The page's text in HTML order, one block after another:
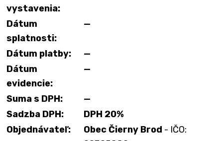
vystavenia:
Dátum
splatnosti:
—
Dátum platby:
—
Dátum
evidencie:
—
Suma s DPH:
—
Sadzba DPH:
DPH 20%
Objednávateľ:
Obec Čierny Brod - IČO: